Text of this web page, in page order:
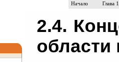
Начало Глава 1
2.4.
области